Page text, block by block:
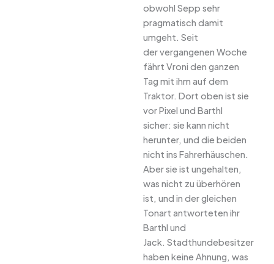
obwohl Sepp sehr
pragmatisch damit
umgeht. Seit
der vergangenen Woche
fährt Vroni den ganzen
Tag mit ihm auf dem
Traktor. Dort oben ist sie
vor Pixel und Barthl
sicher: sie kann nicht
herunter, und die beiden
nicht ins Fahrerhäuschen.
Aber sie ist ungehalten,
was nicht zu überhören
ist, und in der gleichen
Tonart antworteten ihr
Barthl und
Jack. Stadthundebesitzer
haben keine Ahnung, was